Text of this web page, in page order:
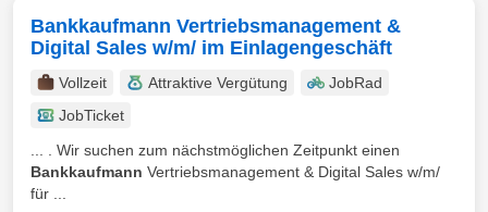
Bankkaufmann Vertriebsmanagement &
Digital Sales w/m/ im Einlagengeschäft
Vollzeit Attraktive Vergütung
JobRad
JobTicket
... . Wir suchen zum nächstmöglichen Zeitpunkt einen
Bankkaufmann Vertriebsmanagement & Digital Sales w/m/
für ...